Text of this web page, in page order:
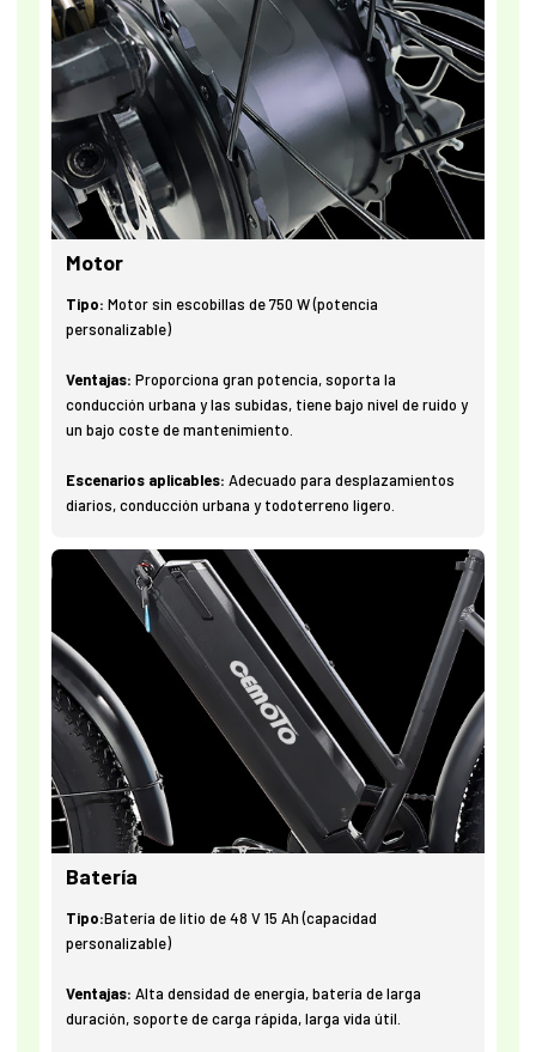
Motor
Tipo:Motor sin escobillas de 750 W (potencia
personalizable)
Ventajas: Proporciona gran potencia, soporta la
conducción urbana y las subidas, tiene bajo nivel de ruido y
un bajo coste de mantenimiento.
Escenarios aplicables:Adecuado para desplazamientos
diarios, conducción urbana y todoterreno ligero.
Batería
Tipo:Batería de litio de 48 V 15 Ah (capacidad
personalizable)
Ventajas: Alta densidad de energía, batería de larga
duración, soporte de carga rápida, larga vida útil.